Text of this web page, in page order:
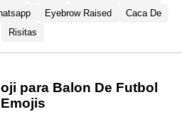
Eyebrow Raised
Caca De
Risitas
para Balon De Futbol
Emojis